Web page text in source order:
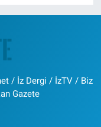
/ İz Dergi / İzTV / Biz
Gazete